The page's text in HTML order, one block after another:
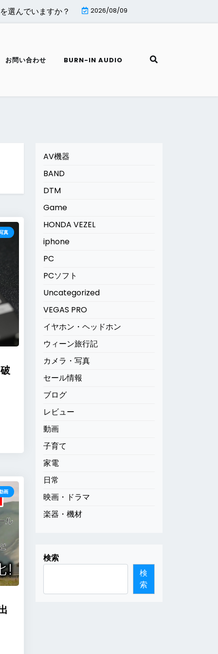
んでいますか？ |MiniTool Partition Wizard無料版はどこ
2026/08/09
お問い合わせ BURN-IN AUDIO
真
画
AV機器
BAND
DTM
Game
HONDA VEZEL
iphone
PC
PCソフト
Uncategorized
VEGAS PRO
イヤホン・ヘッドホン
ウィーン旅行記
カメラ・写真
セール情報
ブログ
レビュー
動画
子育て
家電
日常
映画・ドラマ
楽器・機材
検索
検
索